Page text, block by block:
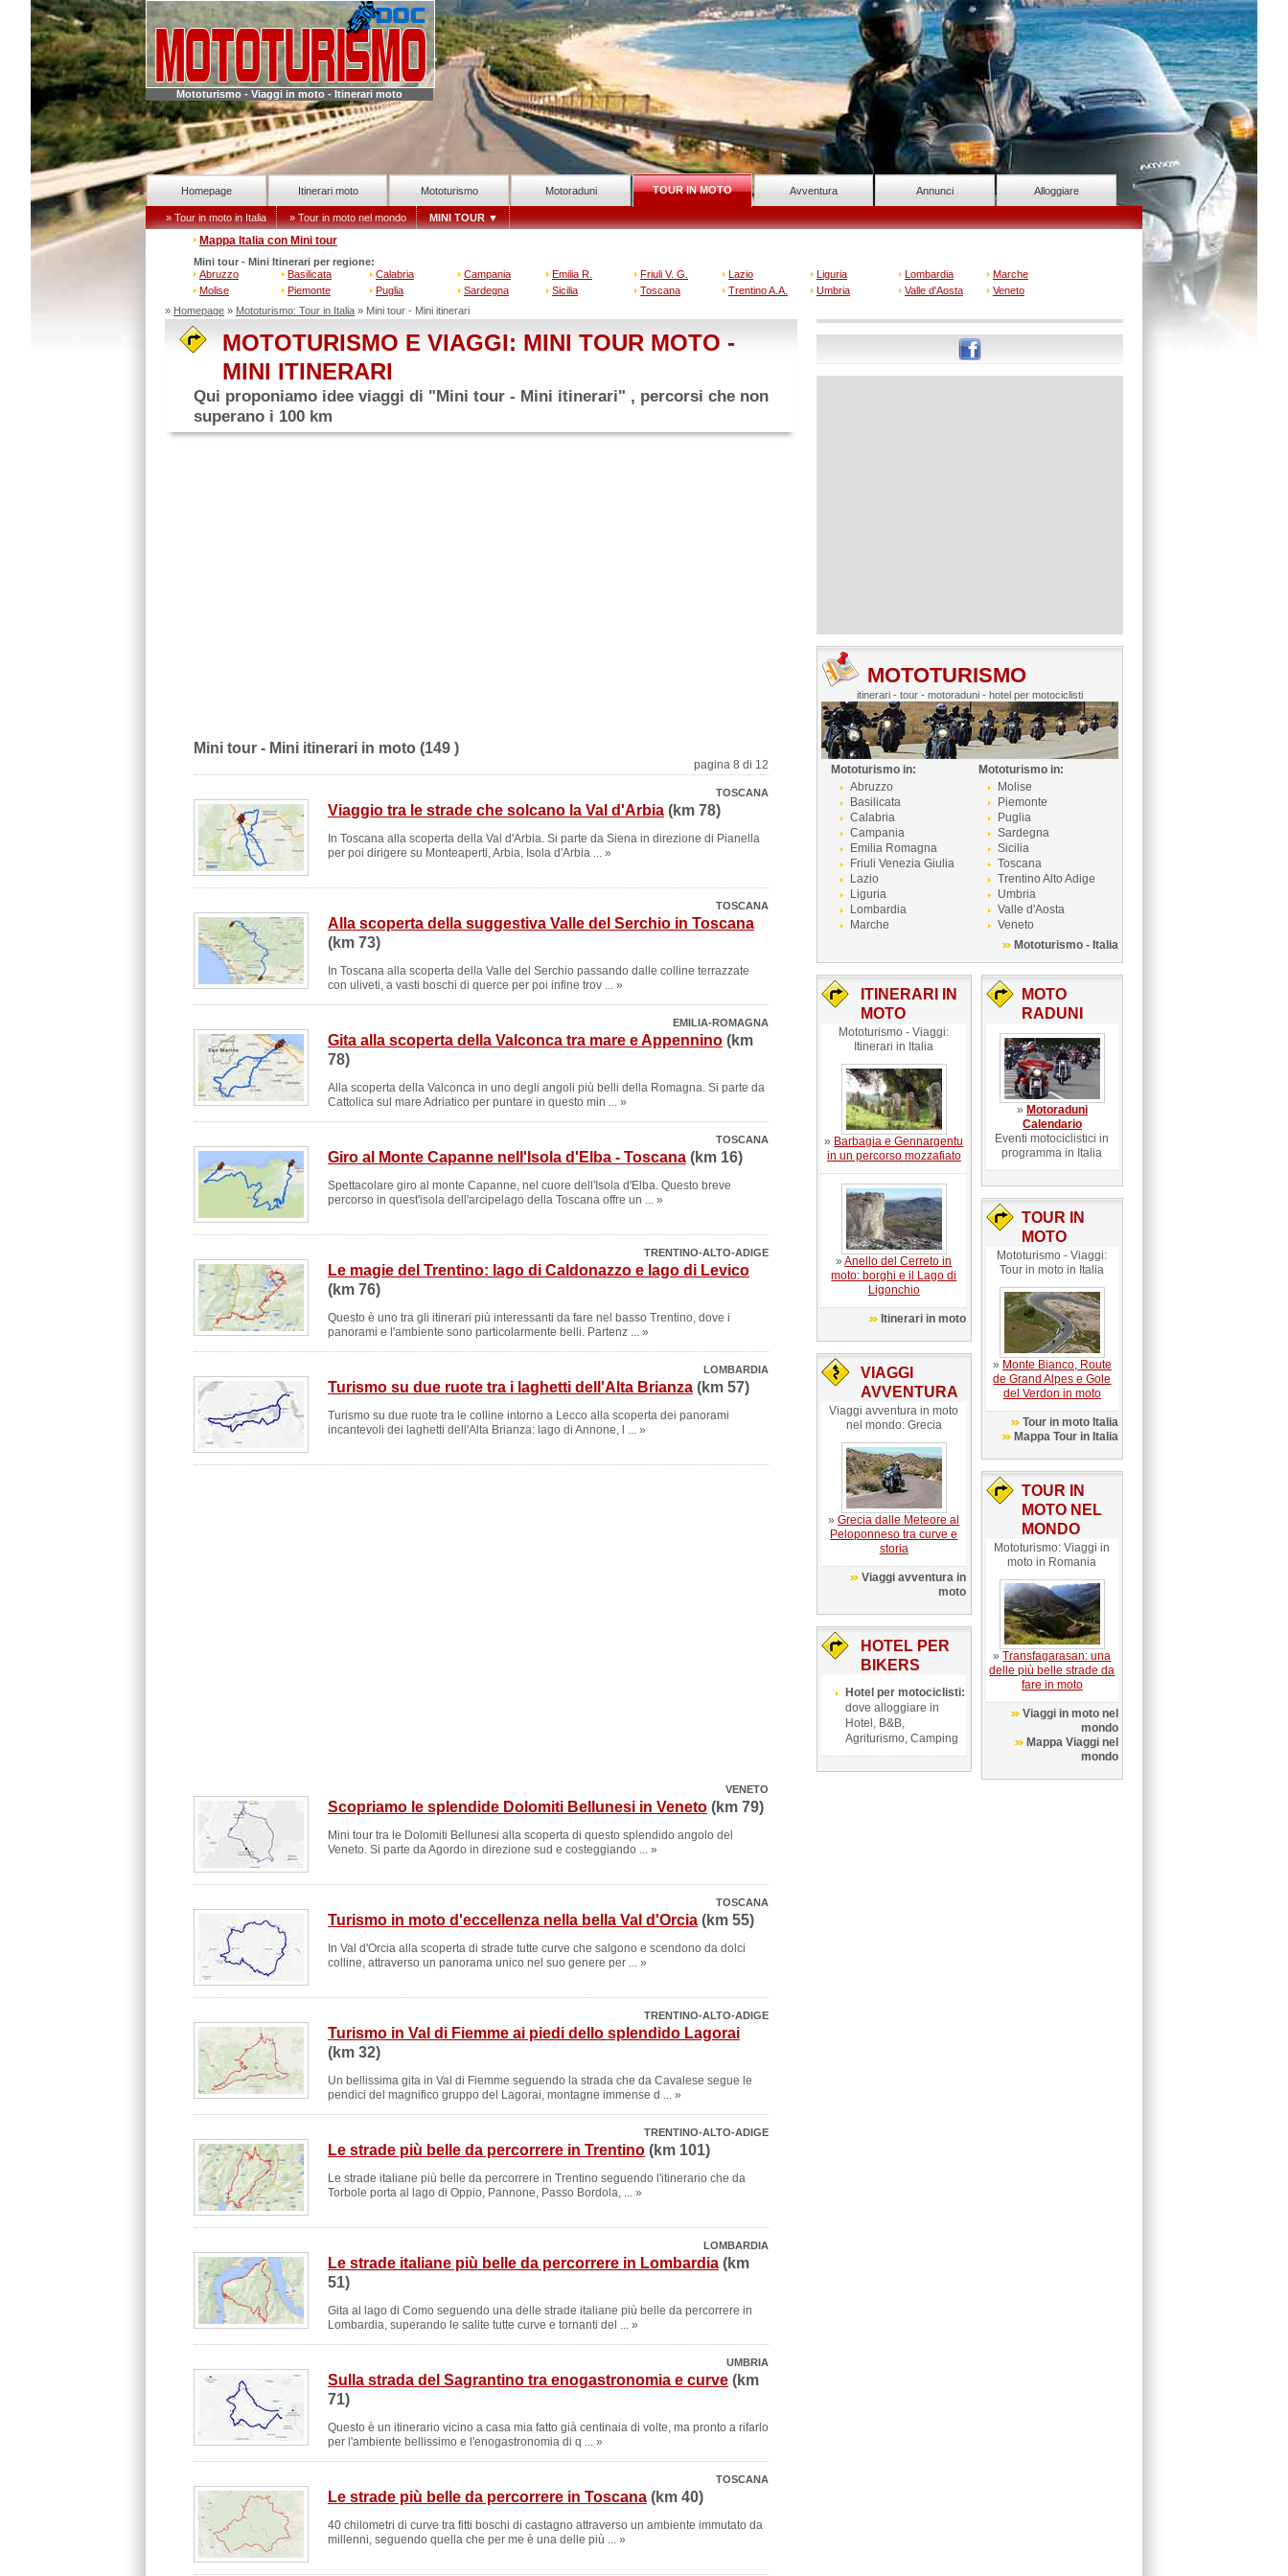
Mototurismo - Viaggi in moto - Itinerari moto
Homepage Itinerari moto Mototurismo Motoraduni TOUR IN MOTO Avventura Annunci Alloggiare
» Tour in moto in Italia » Tour in moto nel mondo MINI TOUR▼
Mappa Italia con Mini tour
Mini tour - Mini Itinerari per regione:
Abruzzo
Basilicata Calabria Campania Emilia R. Friuli V. G. Lazio Liguria Lombardia
Marche
Molise
Piemonte Puglia Sardegna Sicilia Toscana Trentino A.A. Umbria Valle d'Aosta
Veneto
» Homepage» Mototurismo: Tour in Italia» Mini tour - Mini itinerari
MOTOTURISMO E VIAGGI: MINI TOUR MOTO -
MINI ITINERARI
Qui proponiamo idee viaggi di "Mini tour - Mini itinerari" , percorsi che non
superano i 100 km
Mini tour - Mini itinerari in moto (149 )
pagina 8 di 12
TOSCANA
Viaggio tra le strade che solcano la Val d'Arbia(km 78)
In Toscana alla scoperta della Val d'Arbia. Si parte da Siena in direzione di Pianella
per poi dirigere su Monteaperti, Arbia, Isola d'Arbia ... »
TOSCANA
Alla scoperta della suggestiva Valle del Serchio in Toscana
(km 73)
In Toscana alla scoperta della Valle del Serchio passando dalle colline terrazzate
con uliveti, a vasti boschi di querce per poi infine trov ... »
EMILIA-ROMAGNA
Gita alla scoperta della Valconca tra mare e Appennino(km
78)
Alla scoperta della Valconca in uno degli angoli più belli della Romagna. Si parte da
Cattolica sul mare Adriatico per puntare in questo min ... »
TOSCANA
Giro al Monte Capanne nell'Isola d'Elba - Toscana(km 16)
Spettacolare giro al monte Capanne, nel cuore dell'Isola d'Elba. Questo breve
percorso in quest'isola dell'arcipelago della Toscana offre un ... »
TRENTINO-ALTO-ADIGE
Le magie del Trentino: lago di Caldonazzo e lago di Levico
(km 76)
Questo è uno tra gli itinerari più interessanti da fare nel basso Trentino, dove i
panorami e l'ambiente sono particolarmente belli. Partenz ... »
LOMBARDIA
Turismo su due ruote tra i laghetti dell'Alta Brianza(km 57)
Turismo su due ruote tra le colline intorno a Lecco alla scoperta dei panorami
incantevoli dei laghetti dell'Alta Brianza: lago di Annone, l ... »
VENETO
Scopriamo le splendide Dolomiti Bellunesi in Veneto(km 79)
Mini tour tra le Dolomiti Bellunesi alla scoperta di questo splendido angolo del
Veneto. Si parte da Agordo in direzione sud e costeggiando ... »
TOSCANA
Turismo in moto d'eccellenza nella bella Val d'Orcia(km 55)
In Val d'Orcia alla scoperta di strade tutte curve che salgono e scendono da dolci
colline, attraverso un panorama unico nel suo genere per ... »
TRENTINO-ALTO-ADIGE
Turismo in Val di Fiemme ai piedi dello splendido Lagorai
(km 32)
Un bellissima gita in Val di Fiemme seguendo la strada che da Cavalese segue le
pendici del magnifico gruppo del Lagorai, montagne immense d ... »
TRENTINO-ALTO-ADIGE
Le strade più belle da percorrere in Trentino(km 101)
Le strade italiane più belle da percorrere in Trentino seguendo l'itinerario che da
Torbole porta al lago di Oppio, Pannone, Passo Bordola, ... »
LOMBARDIA
Le strade italiane più belle da percorrere in Lombardia(km
51)
Gita al lago di Como seguendo una delle strade italiane più belle da percorrere in
Lombardia, superando le salite tutte curve e tornanti del ... »
UMBRIA
Sulla strada del Sagrantino tra enogastronomia e curve(km
71)
Questo è un itinerario vicino a casa mia fatto già centinaia di volte, ma pronto a rifarlo
per l'ambiente bellissimo e l'enogastronomia di q ... »
TOSCANA
Le strade più belle da percorrere in Toscana(km 40)
40 chilometri di curve tra fitti boschi di castagno attraverso un ambiente immutato da
millenni, seguendo quella che per me è una delle più ... »
MOTOTURISMO
itinerari - tour - motoraduni - hotel per motociclisti
Mototurismo in:
Abruzzo
Basilicata
Calabria
Campania
Emilia Romagna
Friuli Venezia Giulia
Lazio
Liguria
Lombardia
Marche
Mototurismo in:
Molise
Piemonte
Puglia
Sardegna
Sicilia
Toscana
Trentino Alto Adige
Umbria
Valle d'Aosta
Veneto
Mototurismo - Italia
ITINERARI IN
MOTO
Mototurismo - Viaggi:
Itinerari in Italia
» Barbagia e Gennargentu
in un percorso mozzafiato
»Anello del Cerreto in
moto: borghi e il Lago di
Ligonchio
Itinerari in moto
VIAGGI
AVVENTURA
Viaggi avventura in moto
nel mondo: Grecia
»Grecia dalle Meteore al
Peloponneso tra curve e
storia
Viaggi avventura in
moto
HOTEL PER
BIKERS
Hotel per motociclisti:
dove alloggiare in
Hotel, B&B,
Agriturismo, Camping
MOTO
RADUNI
» Motoraduni
Calendario
Eventi motociclistici in
programma in Italia
TOUR IN
MOTO
Mototurismo - Viaggi:
Tour in moto in Italia
» Monte Bianco, Route
de Grand Alpes e Gole
del Verdon in moto
Tour in moto Italia
Mappa Tour in Italia
TOUR IN
MOTO NEL
MONDO
Mototurismo: Viaggi in
moto in Romania
»Transfagarasan: una
delle più belle strade da
fare in moto
Viaggi in moto nel
mondo
Mappa Viaggi nel
mondo